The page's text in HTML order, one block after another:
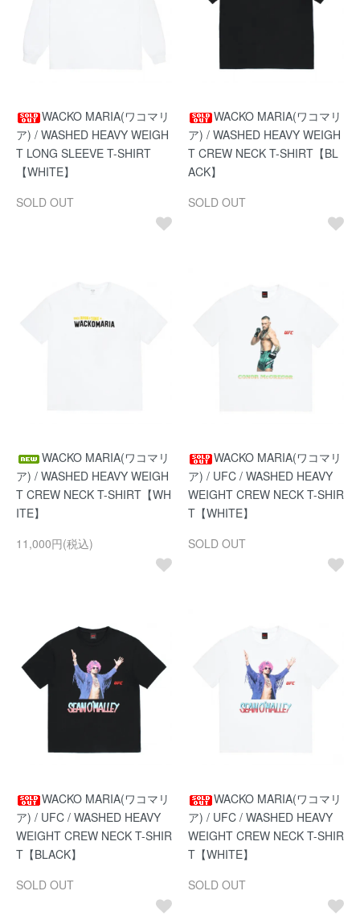
WACKO MARIA(ワコマリ
ア) / WASHED HEAVY WEIGH
T LONG SLEEVE T-SHIRT
【WHITE】
SOLD OUT
WACKO MARIA(ワコマリ
ア) / WASHED HEAVY WEIGH
T CREW NECK T-SHIRT【BL
ACK】
SOLD OUT
WACKO MARIA(ワコマリ
ア) / WASHED HEAVY WEIGH
T CREW NECK T-SHIRT【WH
ITE】
11,000円(税込)
WACKO MARIA(ワコマリ
ア) / UFC / WASHED HEAVY
WEIGHT CREW NECK T-SHIR
T【WHITE】
SOLD OUT
WACKO MARIA(ワコマリ
ア) / UFC / WASHED HEAVY
WEIGHT CREW NECK T-SHIR
T【BLACK】
SOLD OUT
WACKO MARIA(ワコマリ
ア) / UFC / WASHED HEAVY
WEIGHT CREW NECK T-SHIR
T【WHITE】
SOLD OUT